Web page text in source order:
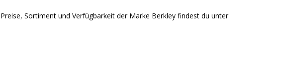
Sortiment und Verfügbarkeit der Marke Berkley findest du unter